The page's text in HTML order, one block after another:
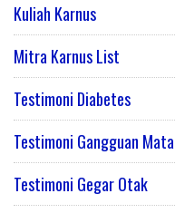
Kuliah Karnus
Mitra Karnus List
Testimoni Diabetes
Testimoni Gangguan Mata
Testimoni Gegar Otak